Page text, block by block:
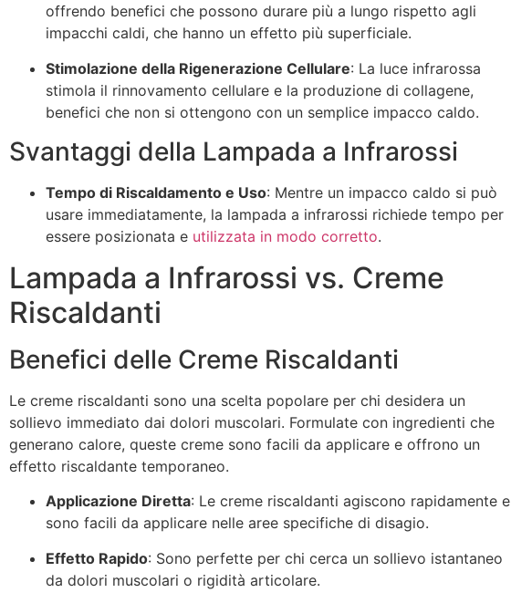
offrendo benefici che possono durare più a lungo rispetto agli
impacchi caldi, che hanno un effetto più superficiale.
Stimolazione della Rigenerazione Cellulare: La luce infrarossa
stimola il rinnovamento cellulare e la produzione di collagene,
benefici che non si ottengono con un semplice impacco caldo.
Svantaggi della Lampada a Infrarossi
Tempo di Riscaldamento e Uso: Mentre un impacco caldo si può
usare immediatamente, la lampada a infrarossi richiede tempo per
essere posizionata e utilizzata in modo corretto.
Lampada a Infrarossi vs. Creme
Riscaldanti
Benefici delle Creme Riscaldanti
Le creme riscaldanti sono una scelta popolare per chi desidera un
sollievo immediato dai dolori muscolari. Formulate con ingredienti che
generano calore, queste creme sono facili da applicare e offrono un
effetto riscaldante temporaneo.
Applicazione Diretta: Le creme riscaldanti agiscono rapidamente e
sono facili da applicare nelle aree specifiche di disagio.
Effetto Rapido: Sono perfette per chi cerca un sollievo istantaneo
da dolori muscolari o rigidità articolare.